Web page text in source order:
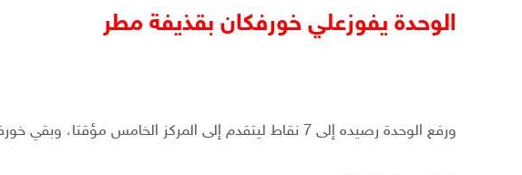
الوحدة يفوزعلي خورفكان بقذيفة مطر
ورفع الوحدة رصيده إلى 7 نقاط ليتقدم إلى المركز الخامس مؤقتا، وبقي خورفكان دون